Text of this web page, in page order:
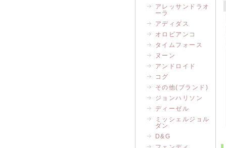
アレッサンドラオ
ーラ
アディダス
オロビアンコ
タイムフォース
ヌーン
アンドロイド
コグ
その他(ブランド)
ジョンハリソン
ディーゼル
ミッシェルジョル
ダン
D&G